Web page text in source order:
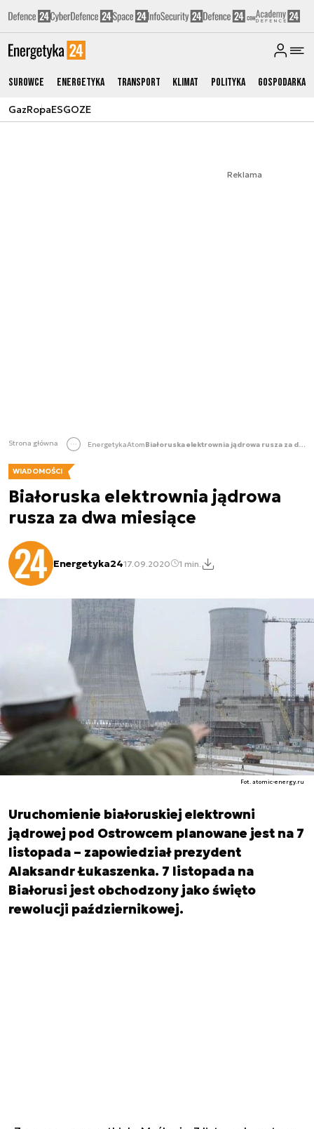
Surowce Energetyka Transport Klimat Polityka Gospodarka
GazRopaESGOZE
Reklama
Strona główna EnergetykaAtom Białoruska elektrownia jądrowa rusza za dwa miesiące
WIADOMOŚCI
Białoruska elektrownia jądrowa
rusza za dwa miesiące
Energetyka2417.09.2020 1 min.
Fot. atomic-energy.ru
Uruchomienie białoruskiej elektrowni
jądrowej pod Ostrowcem planowane jest na 7
listopada – zapowiedział prezydent
Alaksandr Łukaszenka. 7 listopada na
Białorusi jest obchodzony jako święto
rewolucji październikowej.